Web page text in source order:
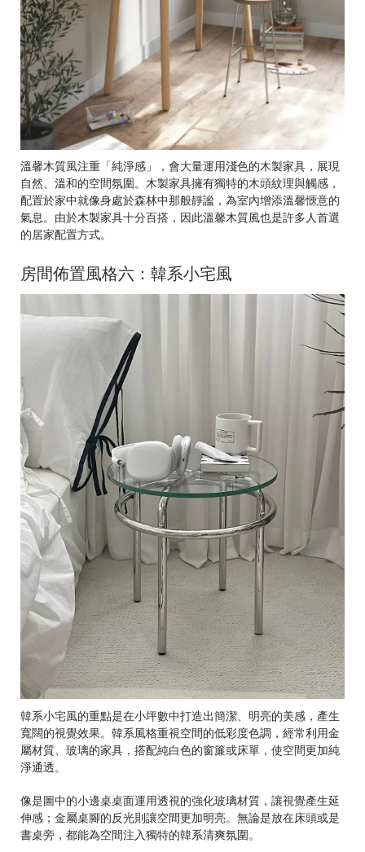
溫馨木質風注重「純淨感」，會大量運用淺色的木製家具，展現
自然、溫和的空間氛圍。木製家具擁有獨特的木頭紋理與觸感，
配置於家中就像身處於森林中那般靜謐，為室內增添溫馨愜意的
氣息。由於木製家具十分百搭，因此溫馨木質風也是許多人首選
的居家配置方式。
房間佈置風格六：韓系小宅風
韓系小宅風的重點是在小坪數中打造出簡潔、明亮的美感，產生
寬闊的視覺效果。韓系風格重視空間的低彩度色調，經常利用金
屬材質、玻璃的家具，搭配純白色的窗簾或床單，使空間更加純
淨通透。
像是圖中的小邊桌桌面運用透視的強化玻璃材質，讓視覺產生延
伸感；金屬桌腳的反光則讓空間更加明亮。無論是放在床頭或是
書桌旁，都能為空間注入獨特的韓系清爽氛圍。